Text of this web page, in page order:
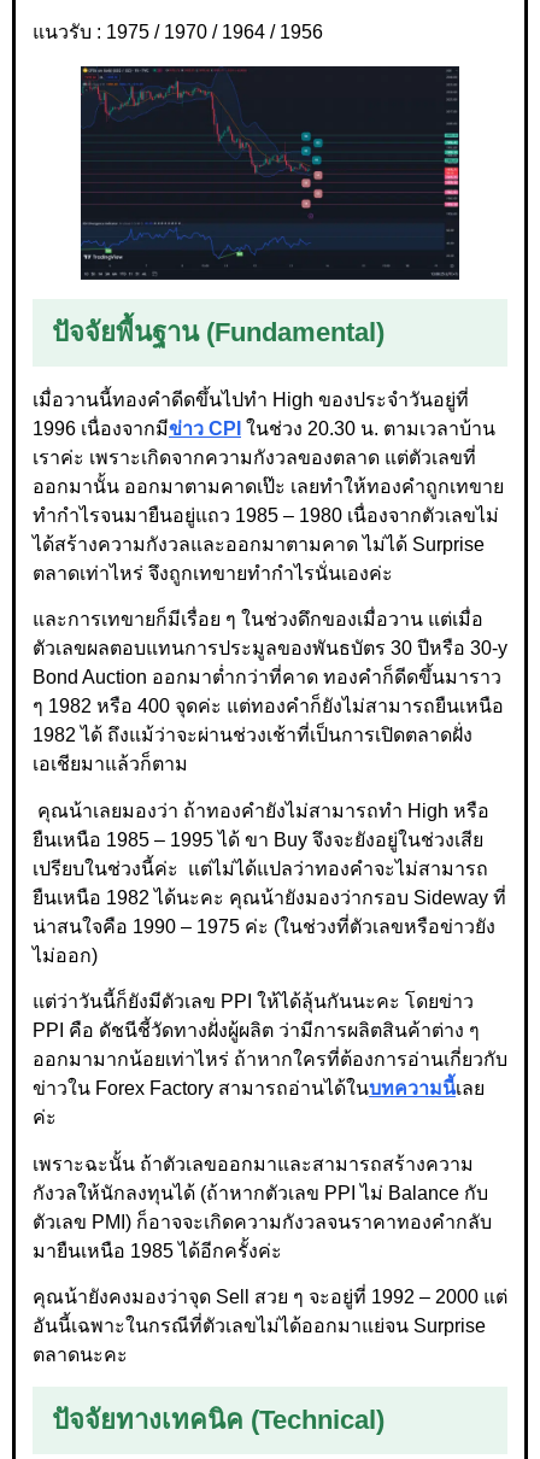
แนวรับ : 1975 / 1970 / 1964 / 1956
ปัจจัยพื้นฐาน (Fundamental)
เมื่อวานนี้ทองคำดีดขึ้นไปทำ High ของประจำวันอยู่ที่
1996 เนื่องจากมีข่าว CPI ในช่วง 20.30 น. ตามเวลาบ้าน
เราค่ะ เพราะเกิดจากความกังวลของตลาด แต่ตัวเลขที่
ออกมานั้น ออกมาตามคาดเป๊ะ เลยทำให้ทองคำถูกเทขาย
ทำกำไรจนมายืนอยู่แถว 1985 – 1980 เนื่องจากตัวเลขไม่
ได้สร้างความกังวลและออกมาตามคาด ไม่ได้ Surprise
ตลาดเท่าไหร่ จึงถูกเทขายทำกำไรนั่นเองค่ะ
และการเทขายก็มีเรื่อย ๆ ในช่วงดึกของเมื่อวาน แต่เมื่อ
ตัวเลขผลตอบแทนการประมูลของพันธบัตร 30 ปีหรือ 30-y
Bond Auction ออกมาต่ำกว่าที่คาด ทองคำก็ดีดขึ้นมาราว
ๆ 1982 หรือ 400 จุดค่ะ แต่ทองคำก็ยังไม่สามารถยืนเหนือ
1982 ได้ ถึงแม้ว่าจะผ่านช่วงเช้าที่เป็นการเปิดตลาดฝั่ง
เอเชียมาแล้วก็ตาม
คุณน้าเลยมองว่า ถ้าทองคำยังไม่สามารถทำ High หรือ
ยืนเหนือ 1985 – 1995 ได้ ขา Buy จึงจะยังอยู่ในช่วงเสีย
เปรียบในช่วงนี้ค่ะ แต่ไม่ได้แปลว่าทองคำจะไม่สามารถ
ยืนเหนือ 1982 ได้นะคะ คุณน้ายังมองว่ากรอบ Sideway ที่
น่าสนใจคือ 1990 – 1975 ค่ะ (ในช่วงที่ตัวเลขหรือข่าวยัง
ไม่ออก)
แต่ว่าวันนี้ก็ยังมีตัวเลข PPI ให้ได้ลุ้นกันนะคะ โดยข่าว
PPI คือ ดัชนีชี้วัดทางฝั่งผู้ผลิต ว่ามีการผลิตสินค้าต่าง ๆ
ออกมามากน้อยเท่าไหร่ ถ้าหากใครที่ต้องการอ่านเกี่ยวกับ
ข่าวใน Forex Factory สามารถอ่านได้ในบทความนี้เลย
ค่ะ
เพราะฉะนั้น ถ้าตัวเลขออกมาและสามารถสร้างความ
กังวลให้นักลงทุนได้ (ถ้าหากตัวเลข PPI ไม่ Balance กับ
ตัวเลข PMI) ก็อาจจะเกิดความกังวลจนราคาทองคำกลับ
มายืนเหนือ 1985 ได้อีกครั้งค่ะ
คุณน้ายังคงมองว่าจุด Sell สวย ๆ จะอยู่ที่ 1992 – 2000 แต่
อันนี้เฉพาะในกรณีที่ตัวเลขไม่ได้ออกมาแย่จน Surprise
ตลาดนะคะ
ปัจจัยทางเทคนิค (Technical)